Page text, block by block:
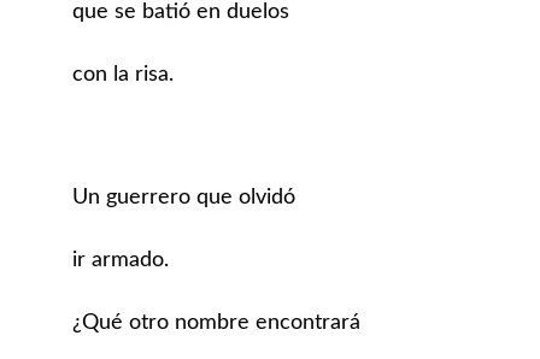
que se batió en duelos
con la risa.
Un guerrero que olvidó
ir armado.
¿Qué otro nombre encontrará